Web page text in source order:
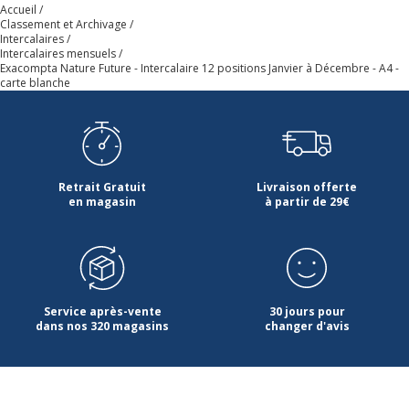
Accueil
Classement et Archivage
Intercalaires
Intercalaires mensuels
Exacompta Nature Future - Intercalaire 12 positions Janvier à Décembre - A4 -
carte blanche
Retrait Gratuit
en magasin
Livraison offerte
à partir de 29€
Service après-vente
dans nos 320 magasins
30 jours pour
changer d'avis